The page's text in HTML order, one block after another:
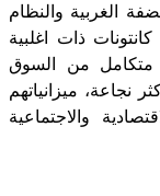
الغربية والنظام
ذات اغلبية
متكامل من السوق
نجاعة، ميزانياتهم
والاجتماعية